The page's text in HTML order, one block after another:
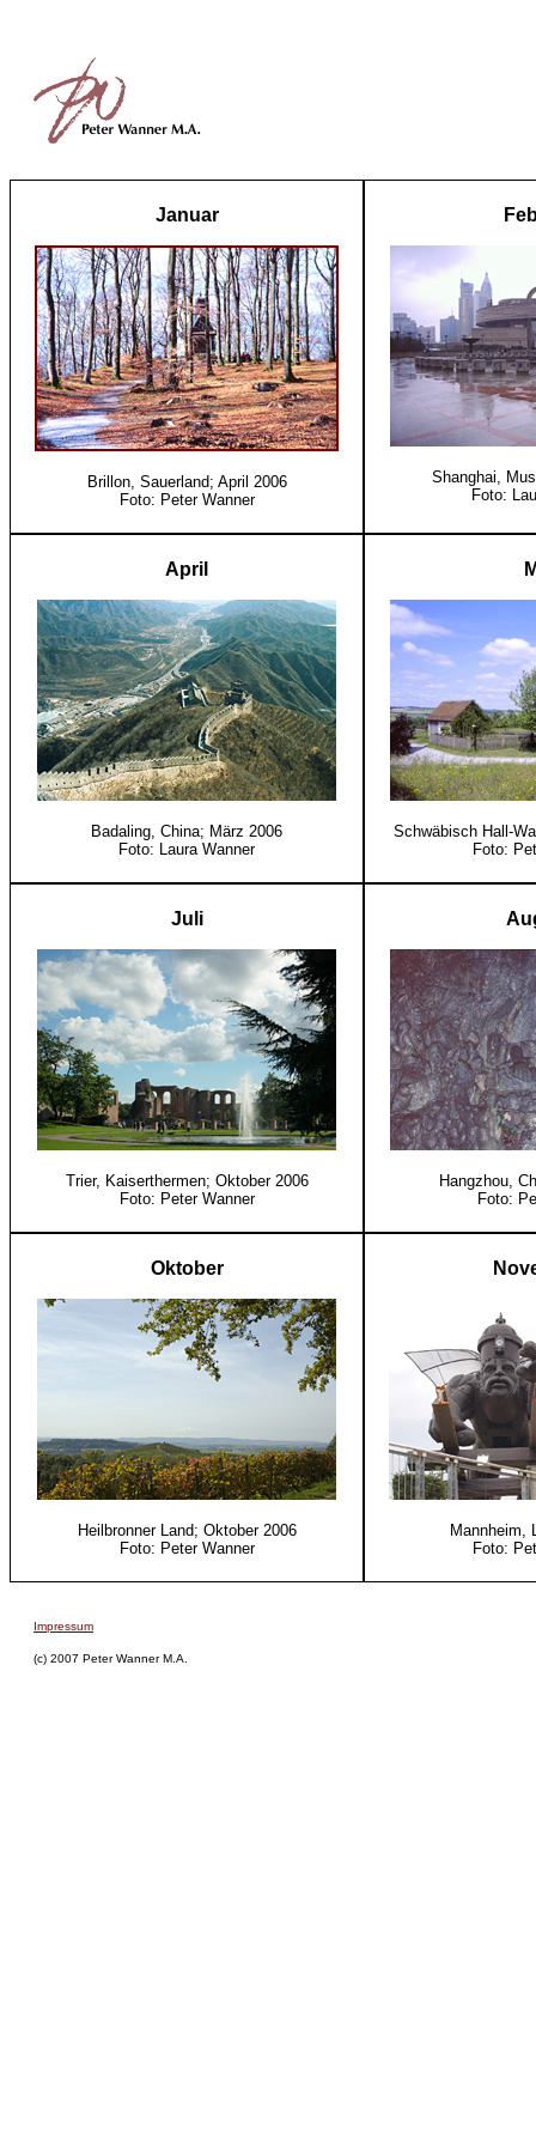
Januar
Brillon, Sauerland; April 2006
Foto: Peter Wanner
Shanghai,
Foto:
April
Badaling, China; März 2006
Foto: Laura Wanner
Schwäbisch Hall-
Foto:
Juli
Trier, Kaiserthermen; Oktober 2006
Foto: Peter Wanner
Hangzhou,
Foto:
Oktober
Heilbronner Land; Oktober 2006
Foto: Peter Wanner
Mannheim,
Foto:
Impressum
(c) 2007 Peter Wanner M.A.